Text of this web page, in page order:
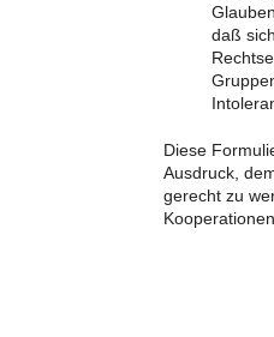
daß
Diese
Ausdruck,
gerecht zu